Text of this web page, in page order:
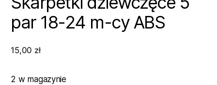
par 18-24 m-cy ABS
15,00 zł
2 w magazynie